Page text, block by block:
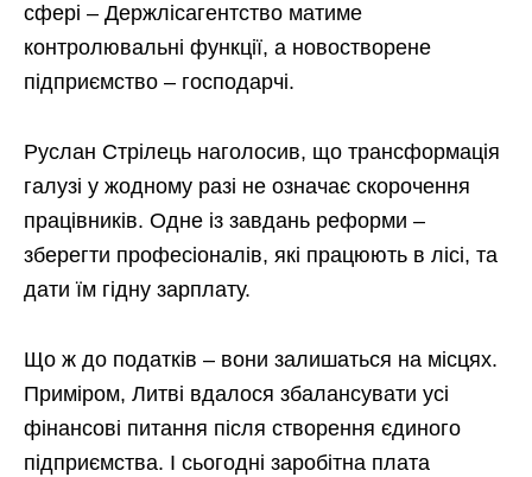
сфері – Держлісагентство матиме
контролювальні функції, а новостворене
підприємство – господарчі.
Руслан Стрілець наголосив, що трансформація
галузі у жодному разі не означає скорочення
працівників. Одне із завдань реформи –
зберегти професіоналів, які працюють в лісі, та
дати їм гідну зарплату.
Що ж до податків – вони залишаться на місцях.
Приміром, Литві вдалося збалансувати усі
фінансові питання після створення єдиного
підприємства. І сьогодні заробітна плата